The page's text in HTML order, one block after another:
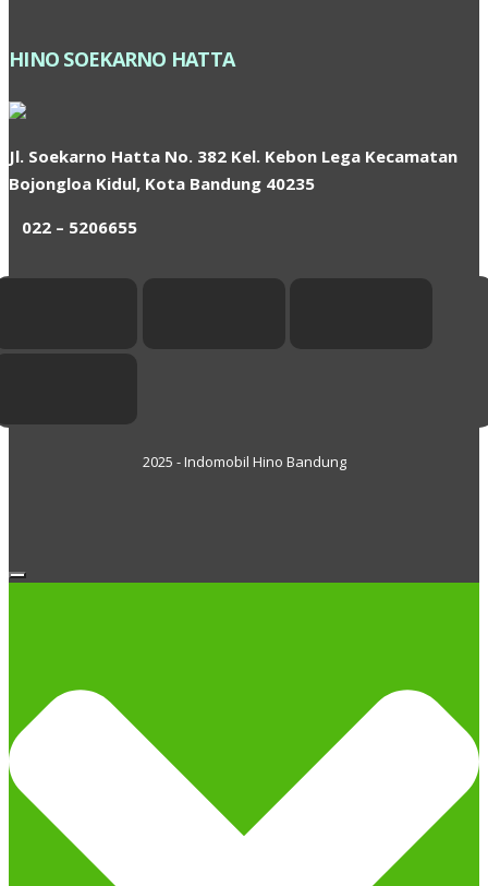
HINO SOEKARNO HATTA
Jl. Soekarno Hatta No. 382 Kel. Kebon Lega Kecamatan
Bojongloa Kidul, Kota Bandung 40235
022 – 5206655
2025 - Indomobil Hino Bandung